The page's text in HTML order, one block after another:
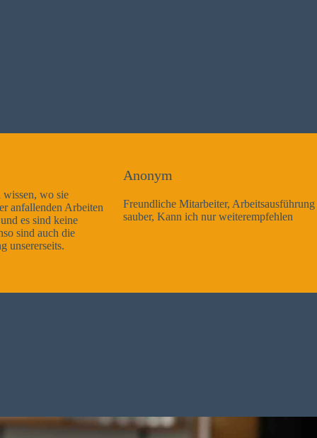
Freundliche Mitarbeiter, Arbeitsausführung sehr gut und sehr
sauber, Kann ich nur weiterempfehlen